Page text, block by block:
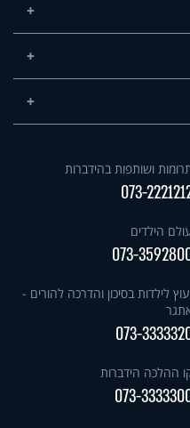
ושותפות בהידברות
073-
הילדים
073-
לילדות בסיכון והדרכה להורים -
073-
ההלכה הידברות
073-